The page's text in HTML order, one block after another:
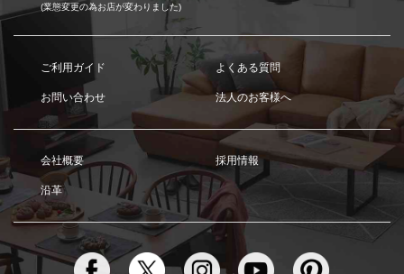
(業態変更の為お店が変わりました)
ご利用ガイド よくある質問
お問い合わせ 法人のお客様へ
会社概要 採用情報
沿革